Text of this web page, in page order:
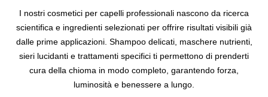
I nostri cosmetici per capelli professionali nascono da ricerca
scientifica e ingredienti selezionati per offrire risultati visibili già
dalle prime applicazioni. Shampoo delicati, maschere nutrienti,
sieri lucidanti e trattamenti specifici ti permettono di prenderti
cura della chioma in modo completo, garantendo forza,
luminosità e benessere a lungo.